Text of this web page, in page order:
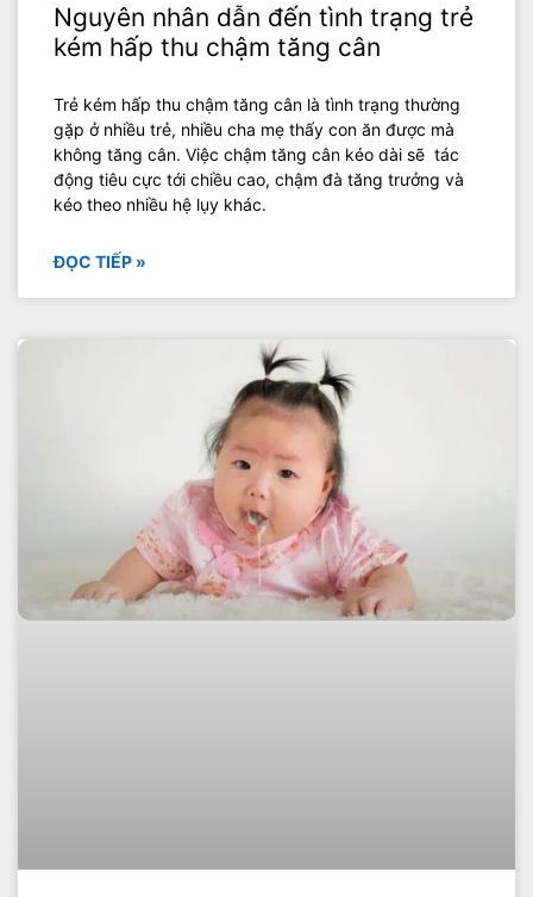
Nguyên nhân dẫn đến tình trạng trẻ
kém hấp thu chậm tăng cân
Trẻ kém hấp thu chậm tăng cân là tình trạng thường
gặp ở nhiều trẻ, nhiều cha mẹ thấy con ăn được mà
không tăng cân. Việc chậm tăng cân kéo dài sẽ tác
động tiêu cực tới chiều cao, chậm đà tăng trưởng và
kéo theo nhiều hệ lụy khác.
ĐỌC TIẾP »